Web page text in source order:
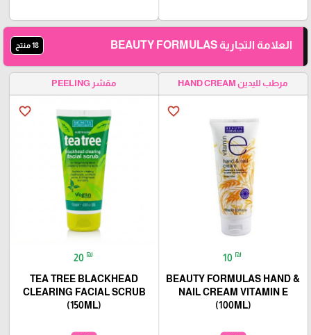
العلامة التجارية BEAUTY FORMULAS 18 منتج
مرطب لليدين HAND CREAM
favorite_border
10 ₪
BEAUTY FORMULAS HAND &
NAIL CREAM VITAMIN E
(100ML)
مقشر PEELING
favorite_border
20 ₪
TEA TREE BLACKHEAD
CLEARING FACIAL SCRUB
(150ML)